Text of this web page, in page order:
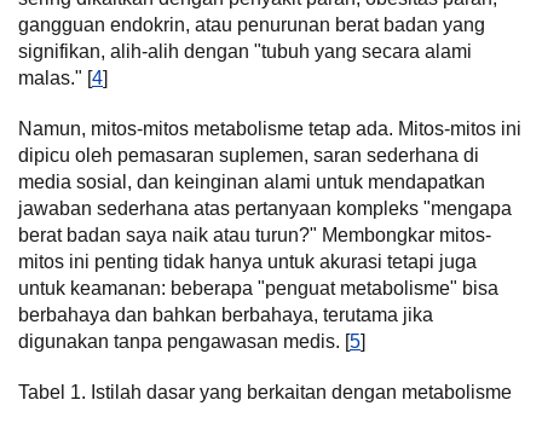
gangguan endokrin, atau penurunan berat badan yang
signifikan, alih-alih dengan "tubuh yang secara alami
malas." [4]
Namun, mitos-mitos metabolisme tetap ada. Mitos-mitos ini
dipicu oleh pemasaran suplemen, saran sederhana di
media sosial, dan keinginan alami untuk mendapatkan
jawaban sederhana atas pertanyaan kompleks "mengapa
berat badan saya naik atau turun?" Membongkar mitos-
mitos ini penting tidak hanya untuk akurasi tetapi juga
untuk keamanan: beberapa "penguat metabolisme" bisa
berbahaya dan bahkan berbahaya, terutama jika
digunakan tanpa pengawasan medis. [5]
Tabel 1. Istilah dasar yang berkaitan dengan metabolisme